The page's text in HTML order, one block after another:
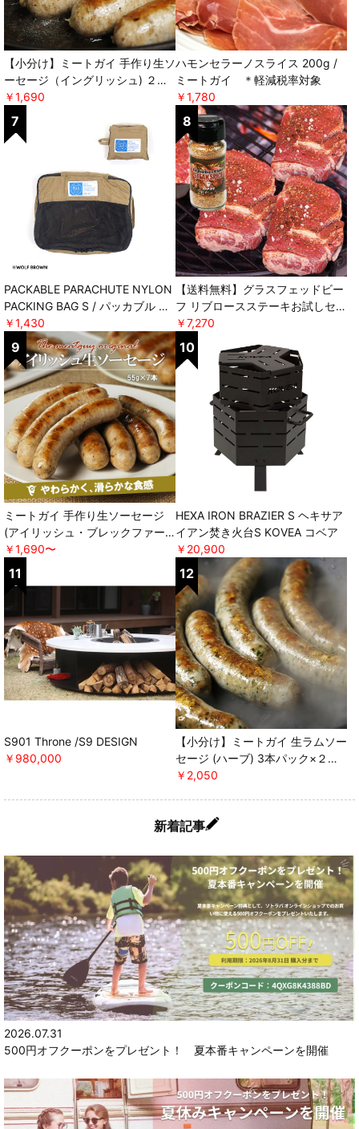
【小分け】ミートガイ 手作り生ソ
ーセージ（イングリッシュ) ２本
パック×２セット ＊軽減税率対
象 [ミートガイ]
￥1,690
ハモンセラーノスライス 200g /
ミートガイ ＊軽減税率対象
￥1,780
PACKABLE PARACHUTE NYLON
PACKING BAG S / パッカブル パ
ラシュートナイロンパッキングバ
ッグ エス POST GENERAL
￥1,430
【送料無料】グラスフェッドビー
フ リブロースステーキお試しセッ
ト オリジナルスパイス付き ＊軽
減税率対象 [ミートガイ]
￥7,270
ミートガイ 手作り生ソーセージ
(アイリッシュ・ブレックファー
スト) ＊軽減税率対象 [ミートガ
イ]
￥1,690〜
HEXA IRON BRAZIER S ヘキサア
イアン焚き火台S KOVEA コベア
￥20,900
S901 Throne /S9 DESIGN
￥980,000
【小分け】ミートガイ 生ラムソー
セージ (ハーブ) 3本パック×２セ
ット ＊軽減税率対象 [ミートガ
￥2,050
新着記事
2026.07.31
500円オフクーポンをプレゼント！ 夏本番キャンペーンを開催